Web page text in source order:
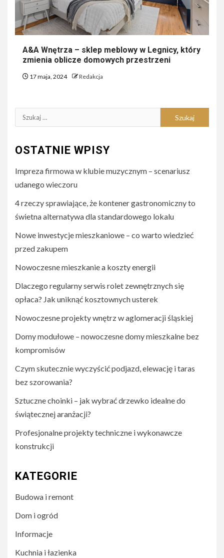
A&A Wnętrza – sklep meblowy w Legnicy, który
zmienia oblicze domowych przestrzeni
17 maja, 2024 Redakcja
Szukaj:
OSTATNIE WPISY
Impreza firmowa w klubie muzycznym – scenariusz
udanego wieczoru
4 rzeczy sprawiające, że kontener gastronomiczny to
świetna alternatywa dla standardowego lokalu
Nowe inwestycje mieszkaniowe – co warto wiedzieć
przed zakupem
Nowoczesne mieszkanie a koszty energii
Dlaczego regularny serwis rolet zewnętrznych się
opłaca? Jak uniknąć kosztownych usterek
Nowoczesne projekty wnętrz w aglomeracji śląskiej
Domy modułowe – nowoczesne domy mieszkalne bez
kompromisów
Czym skutecznie wyczyścić podjazd, elewację i taras
bez szorowania?
Sztuczne choinki – jak wybrać drzewko idealne do
świątecznej aranżacji?
Profesjonalne projekty techniczne i wykonawcze
konstrukcji
KATEGORIE
Budowa i remont
Dom i ogród
Informacje
Kuchnia i łazienka